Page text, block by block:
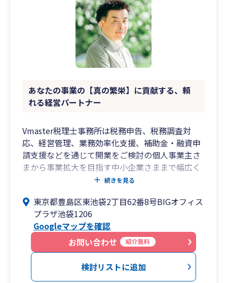
あなたの事業の【真の繁栄】に貢献する、頼
れる経営パートナー
Vmaster税理士事務所は税務申告、税務調査対
応、経営管理、業務効率化支援、補助金・融資申
請支援などを通じて開業をご検討の個人事業主さ
まから事業拡大を目指す中小企業さままで幅広く
サポートいたします。オンライン相談も多く承っ
小売、卸売、製造、運送その他幅広い業種の顧問
実績がありますが、特に輸出入やECサイトを活用
した小売事業が得意分野です。仕組みやシステム
を深く理解し、最適な税務処理と効率的な会計帳
簿の作成を提案しています。
何ごともただ結果をご説明するのではなく、なぜ
続きを見る
東京都豊島区東池袋2丁目62番8号BIGオフィス
プラザ池袋1206
Googleマップを確認
お問い合わせ
紹介無料
検討リストに追加